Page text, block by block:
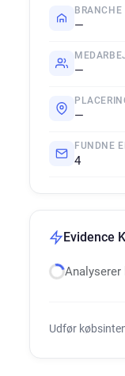
BRANCHE
—
—
—
FUNDNE
4
Evidence
Udfør